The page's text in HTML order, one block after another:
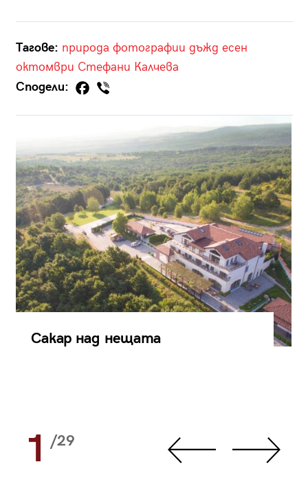
Тагове: природа фотографии дъжд есен
октомври Стефани Калчева
Сподели:
Сакар над нещата
1 /29